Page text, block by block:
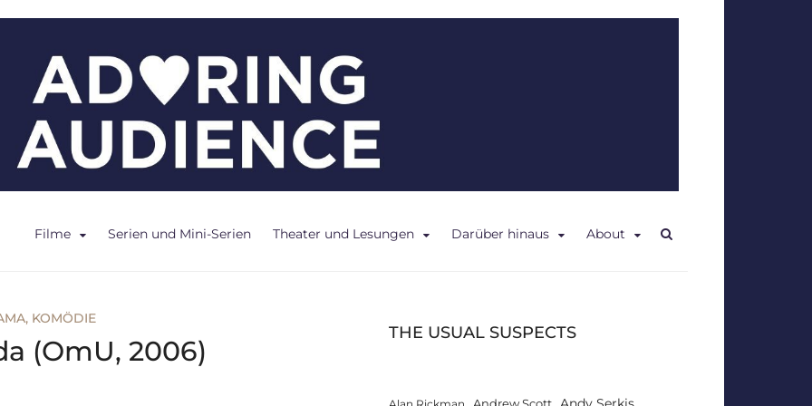
Filme Serien und Mini-Serien Theater und Lesungen Darüber hinaus About
, KOMÖDIE
(OmU, 2006)
THE USUAL SUSPECTS
Andy Serkis